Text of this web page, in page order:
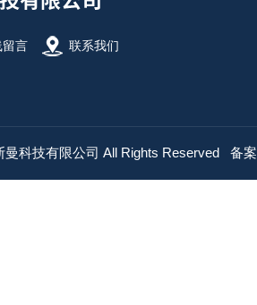
言 联系我们
曼科技有限公司 All Rights Reserved 备